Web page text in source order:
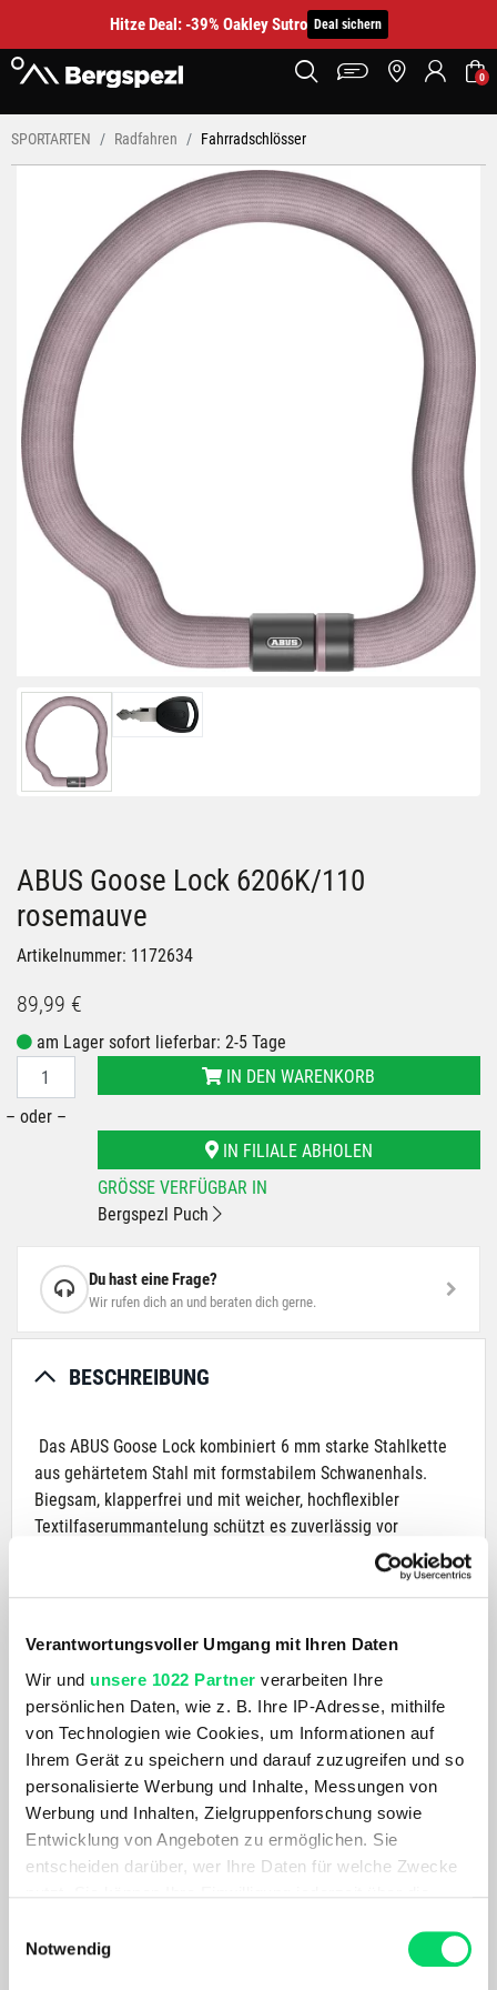
Verantwortungsvoller Umgang mit Ihren Daten
Wir und unsere 1022 Partner verarbeiten Ihre
persönlichen Daten, wie z. B. Ihre IP-Adresse, mithilfe
von Technologien wie Cookies, um Informationen auf
Ihrem Gerät zu speichern und darauf zuzugreifen und so
personalisierte Werbung und Inhalte, Messungen von
Werbung und Inhalten, Zielgruppenforschung sowie
Entwicklung von Angeboten zu ermöglichen. Sie
entscheiden darüber, wer Ihre Daten für welche Zwecke
Trigger Symbol ändern oder widerrufen
Notwendig
Hitze Deal: -39% Oakley Sutro Deal sichern
0
SPORTARTEN Radfahren Fahrradschlösser
ABUS Goose Lock 6206K/110
rosemauve
Artikelnummer: 1172634
89,99 €
am Lager sofort lieferbar: 2-5 Tage
IN DEN WARENKORB
– oder –
IN FILIALE ABHOLEN
GRÖSSE VERFÜGBAR IN
Bergspezl Puch
Du hast eine Frage?
Wir rufen dich an und beraten dich gerne.
BESCHREIBUNG
Das ABUS Goose Lock kombiniert 6 mm starke Stahlkette
aus gehärtetem Stahl mit formstabilem Schwanenhals.
Biegsam, klapperfrei und mit weicher, hochflexibler
Textilfaserummantelung schützt es zuverlässig vor
Kratzern. In verschiedenen Farben erhältlich für dein
PRODUKTDETAILS
AKTUELL BELIEBT